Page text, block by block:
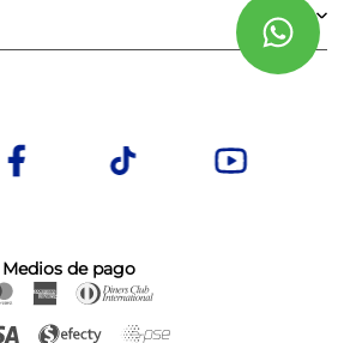
Medios de pago